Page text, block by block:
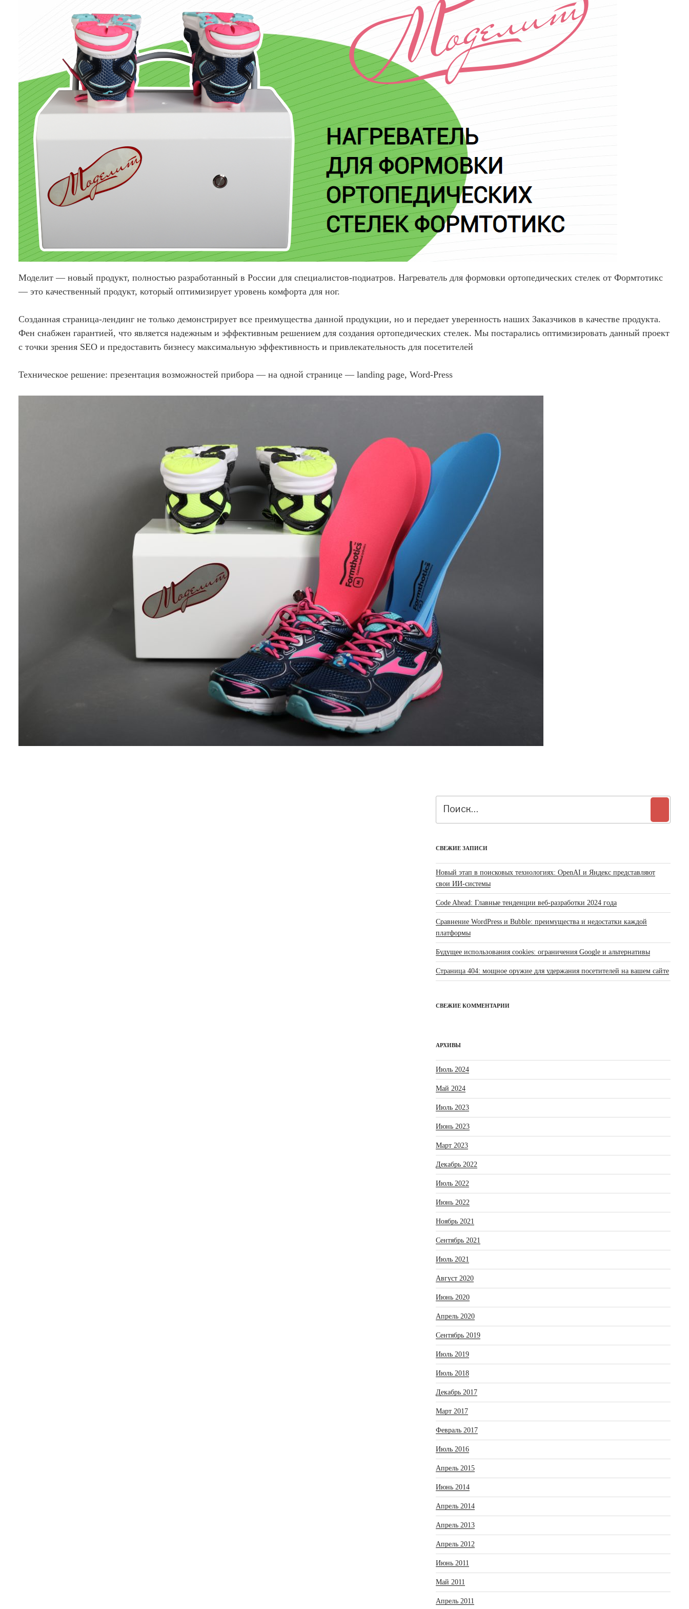
Моделит — новый продукт, полностью разработанный в России для специалистов-подиатров. Нагреватель для формовки ортопедических стелек от Формтотикс
— это качественный продукт, который оптимизирует уровень комфорта для ног.
Созданная страница-лендинг не только демонстрирует все преимущества данной продукции, но и передает уверенность наших Заказчиков в качестве продукта.
Фен снабжен гарантией, что является надежным и эффективным решением для создания ортопедических стелек. Мы постарались оптимизировать данный проект
с точки зрения SEO и предоставить бизнесу максимальную эффективность и привлекательность для посетителей
Техническое решение: презентация возможностей прибора — на одной странице — landing page, Word-Press
СВЕЖИЕ ЗАПИСИ
Новый этап в поисковых технологиях: OpenAI и Яндекс представляют
свои ИИ-системы
Code Ahead: Главные тенденции веб-разработки 2024 года
Сравнение WordPress и Bubble: преимущества и недостатки каждой
платформы
Будущее использования cookies: ограничения Google и альтернативы
Страница 404: мощное оружие для удержания посетителей на вашем сайте
СВЕЖИЕ КОММЕНТАРИИ
АРХИВЫ
Июль 2024
Май 2024
Июль 2023
Июнь 2023
Март 2023
Декабрь 2022
Июль 2022
Июнь 2022
Ноябрь 2021
Сентябрь 2021
Июль 2021
Август 2020
Июнь 2020
Апрель 2020
Сентябрь 2019
Июль 2019
Июль 2018
Декабрь 2017
Март 2017
Февраль 2017
Июль 2016
Апрель 2015
Июнь 2014
Апрель 2014
Апрель 2013
Апрель 2012
Июнь 2011
Май 2011
Апрель 2011